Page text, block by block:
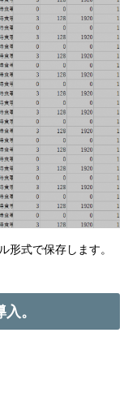
形式で保存します。
。